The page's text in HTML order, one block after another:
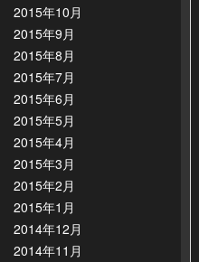
2015年10月
2015年9月
2015年8月
2015年7月
2015年6月
2015年5月
2015年4月
2015年3月
2015年2月
2015年1月
2014年12月
2014年11月